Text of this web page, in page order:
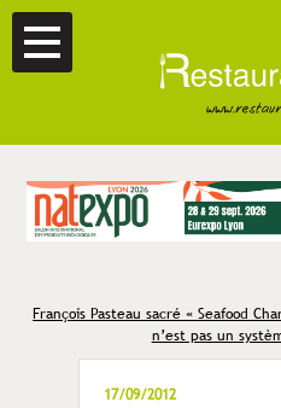
François Pasteau sacré « Seafood
n’est pas un
17/09/2012